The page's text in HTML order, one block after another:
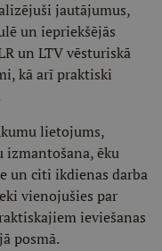
jautājumus,
un iepriekšējās
un LTV vēsturiskā
kā arī praktiski
lietojums,
ēku
un citi ikdienas darba
vienojušies par
ieviešanas
posmā.